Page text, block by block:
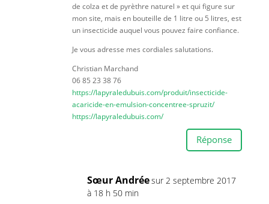
de colza et de pyrèthre naturel » et qui figure sur
mon site, mais en bouteille de 1 litre ou 5 litres, est
un insecticide auquel vous pouvez faire confiance.
Je vous adresse mes cordiales salutations.
Christian Marchand
06 85 23 38 76
https://lapyraledubuis.com/produit/insecticide-
acaricide-en-emulsion-concentree-spruzit/
https://lapyraledubuis.com/
Réponse
Sœur Andréesur 2 septembre 2017
à 18 h 50 min